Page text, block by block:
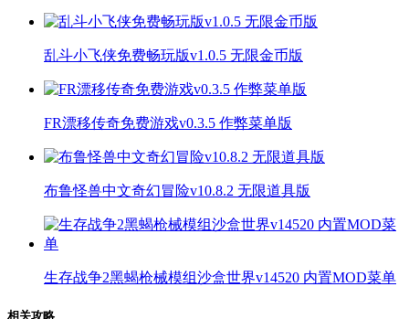
乱斗小飞侠免费畅玩版v1.0.5 无限金币版
FR漂移传奇免费游戏v0.3.5 作弊菜单版
布鲁怪兽中文奇幻冒险v10.8.2 无限道具版
生存战争2黑蝎枪械模组沙盒世界v14520 内置MOD菜单
相关攻略